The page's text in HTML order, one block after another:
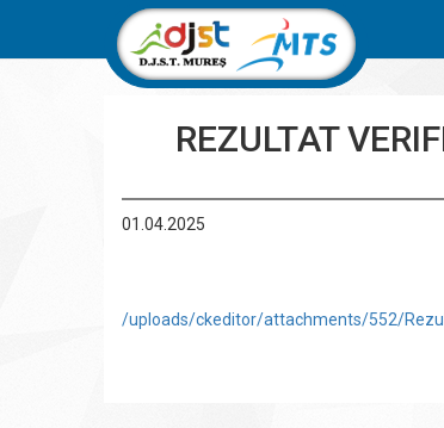
REZULTAT
01.04.2025
/uploads/ckeditor/attachments/552/